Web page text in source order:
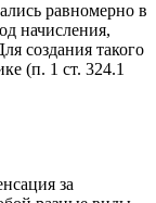
равномерно в
начисления,
создания такого
(п. 1 ст. 324.1
за